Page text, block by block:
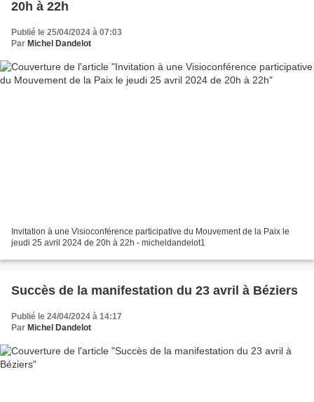
20h à 22h
Publié le 25/04/2024 à 07:03
Par Michel Dandelot
Invitation à une Visioconférence participative du Mouvement de la Paix le
jeudi 25 avril 2024 de 20h à 22h - micheldandelot1
Succès de la manifestation du 23 avril à Béziers
Publié le 24/04/2024 à 14:17
Par Michel Dandelot